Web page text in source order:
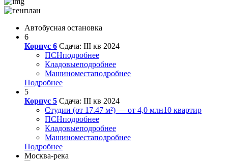
Автобусная остановка
6
Корпус 6 Сдача: III кв 2024
ПСНподробнее
Кладовыеподробнее
Машиноместаподробнее
Подробнее
5
Корпус 5 Сдача: III кв 2024
Студии (от 17.47 м²) — от 4,0 млн10 квартир
ПСНподробнее
Кладовыеподробнее
Машиноместаподробнее
Подробнее
Москва-река